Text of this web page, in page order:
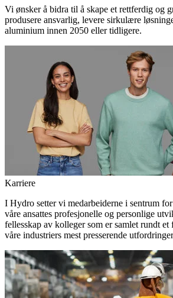
Vi ønsker å bidra til å skape et rettferdig og
produsere ansvarlig, levere sirkulære
aluminium innen 2050 eller tidligere.
Karriere
I Hydro setter vi medarbeiderne i sentrum
våre ansattes profesjonelle og personlige
fellesskap av kolleger som er samlet rundt
våre industriers mest presserende